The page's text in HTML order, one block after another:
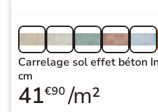
Carrelage sol effet béton
cm
41€90 /m²